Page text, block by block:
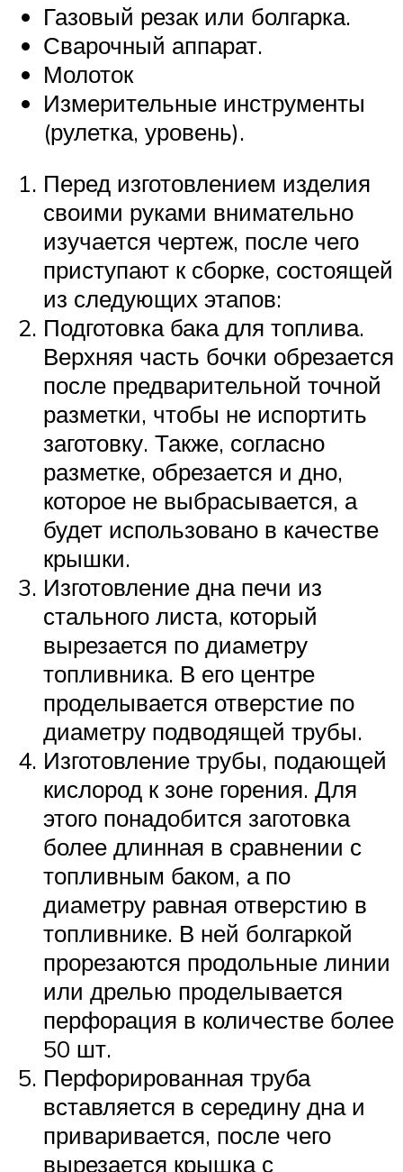
Газовый резак или болгарка.
Сварочный аппарат.
Молоток
Измерительные инструменты
(рулетка, уровень).
Перед изготовлением изделия
своими руками внимательно
изучается чертеж, после чего
приступают к сборке, состоящей
из следующих этапов:
Подготовка бака для топлива.
Верхняя часть бочки обрезается
после предварительной точной
разметки, чтобы не испортить
заготовку. Также, согласно
разметке, обрезается и дно,
которое не выбрасывается, а
будет использовано в качестве
крышки.
Изготовление дна печи из
стального листа, который
вырезается по диаметру
топливника. В его центре
проделывается отверстие по
диаметру подводящей трубы.
Изготовление трубы, подающей
кислород к зоне горения. Для
этого понадобится заготовка
более длинная в сравнении с
топливным баком, а по
диаметру равная отверстию в
топливнике. В ней болгаркой
прорезаются продольные линии
или дрелью проделывается
перфорация в количестве более
50 шт.
Перфорированная труба
вставляется в середину дна и
приваривается, после чего
вырезается крышка с